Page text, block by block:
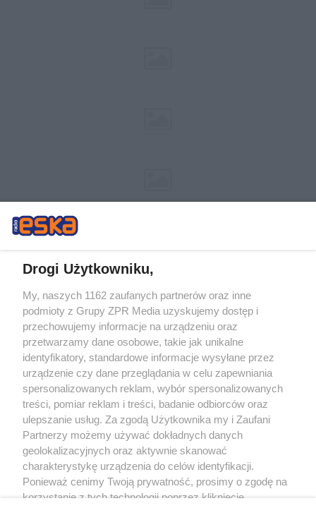
Żaden utwór zamieszczony w serwisie nie może być powielany i
rozpowszechniany lub dalej rozpowszechniany w jakikolwiek sposób (w
tym także elektroniczny lub mechaniczny) na jakimkolwiek polu
eksploatacji w jakiejkolwiek formie, włącznie z umieszczaniem w Internecie
bez pisemnej zgody właściciela praw. Jakiekolwiek użycie lub
wykorzystanie utworów w całości lub w części z naruszeniem prawa, tzn.
bez właściwej zgody, jest zabronione pod groźbą kary i może być ścigane
prawnie.
O nas
Drogi Użytkowniku,
My, naszych 1162 zaufanych partnerów oraz inne
podmioty z Grupy ZPR Media uzyskujemy dostęp i
przechowujemy informacje na urządzeniu oraz
przetwarzamy dane osobowe, takie jak unikalne
identyfikatory, standardowe informacje wysyłane przez
urządzenie czy dane przeglądania w celu zapewniania
spersonalizowanych reklam, wybór spersonalizowanych
treści, pomiar reklam i treści, badanie odbiorców oraz
ulepszanie usług. Za zgodą Użytkownika my i Zaufani
Partnerzy możemy używać dokładnych danych
geolokalizacyjnych oraz aktywnie skanować
charakterystykę urządzenia do celów identyfikacji.
Ponieważ cenimy Twoją prywatność, prosimy o zgodę na
korzystanie z tych technologii poprzez kliknięcie